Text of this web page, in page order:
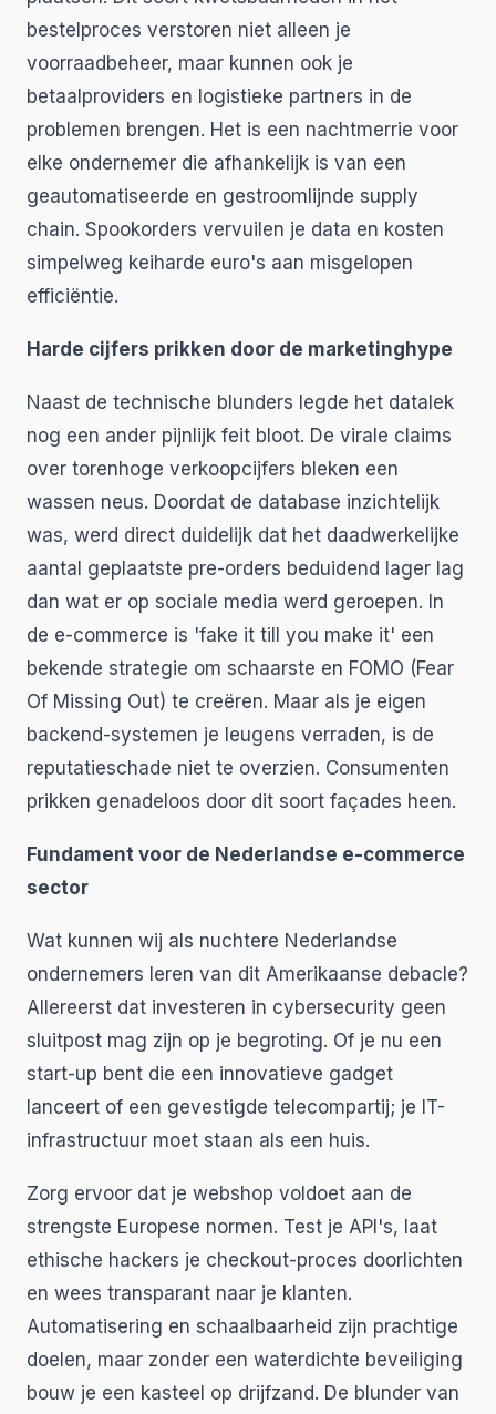
bestelproces verstoren niet alleen je
voorraadbeheer, maar kunnen ook je
betaalproviders en logistieke partners in de
problemen brengen. Het is een nachtmerrie voor
elke ondernemer die afhankelijk is van een
geautomatiseerde en gestroomlijnde supply
chain. Spookorders vervuilen je data en kosten
simpelweg keiharde euro's aan misgelopen
efficiëntie.
Harde cijfers prikken door de marketinghype
Naast de technische blunders legde het datalek
nog een ander pijnlijk feit bloot. De virale claims
over torenhoge verkoopcijfers bleken een
wassen neus. Doordat de database inzichtelijk
was, werd direct duidelijk dat het daadwerkelijke
aantal geplaatste pre-orders beduidend lager lag
dan wat er op sociale media werd geroepen. In
de e-commerce is 'fake it till you make it' een
bekende strategie om schaarste en FOMO (Fear
Of Missing Out) te creëren. Maar als je eigen
backend-systemen je leugens verraden, is de
reputatieschade niet te overzien. Consumenten
prikken genadeloos door dit soort façades heen.
Fundament voor de Nederlandse e-commerce
sector
Wat kunnen wij als nuchtere Nederlandse
ondernemers leren van dit Amerikaanse debacle?
Allereerst dat investeren in cybersecurity geen
sluitpost mag zijn op je begroting. Of je nu een
start-up bent die een innovatieve gadget
lanceert of een gevestigde telecompartij; je IT-
infrastructuur moet staan als een huis.
Zorg ervoor dat je webshop voldoet aan de
strengste Europese normen. Test je API's, laat
ethische hackers je checkout-proces doorlichten
en wees transparant naar je klanten.
Automatisering en schaalbaarheid zijn prachtige
doelen, maar zonder een waterdichte beveiliging
bouw je een kasteel op drijfzand. De blunder van